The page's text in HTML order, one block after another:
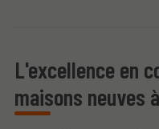
L'excellence en
maisons neuves